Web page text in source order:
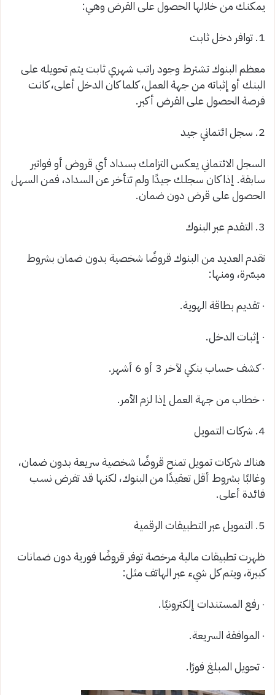
يمكنك من خلالها الحصول على القرض وهي:
1. توافر دخل ثابت
معظم البنوك تشترط وجود راتب شهري ثابت يتم تحويله على
البنك أو إثباته من جهة العمل، كلما كان الدخل أعلى، كانت
فرصة الحصول على القرض أكبر.
2. سجل ائتماني جيد
السجل الائتماني يعكس التزامك بسداد أي قروض أو فواتير
سابقة. إذا كان سجلك جيدًا ولم تتأخر عن السداد، فمن السهل
الحصول على قرض دون ضمان.
3. التقدم عبر البنوك
تقدم العديد من البنوك قروضًا شخصية بدون ضمان بشروط
ميسّرة، ومنها:
٠ تقديم بطاقة الهوية.
٠ إثبات الدخل.
٠ كشف حساب بنكي لآخر 3 أو 6 أشهر.
٠ خطاب من جهة العمل إذا لزم الأمر.
4. شركات التمويل
هناك شركات تمويل تمنح قروضًا شخصية سريعة بدون ضمان،
وغالبًا بشروط أقل تعقيدًا من البنوك، لكنها قد تفرض نسب
فائدة أعلى.
5. التمويل عبر التطبيقات الرقمية
ظهرت تطبيقات مالية مرخصة توفر قروضًا فورية دون ضمانات
كبيرة، ويتم كل شيء عبر الهاتف مثل:
٠ رفع المستندات إلكترونيًا.
٠ الموافقة السريعة.
٠ تحويل المبلغ فورًا.